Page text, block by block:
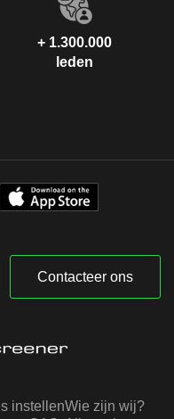
+ 1.300.000
leden
Contacteer ons
instellenWie zijn wij?